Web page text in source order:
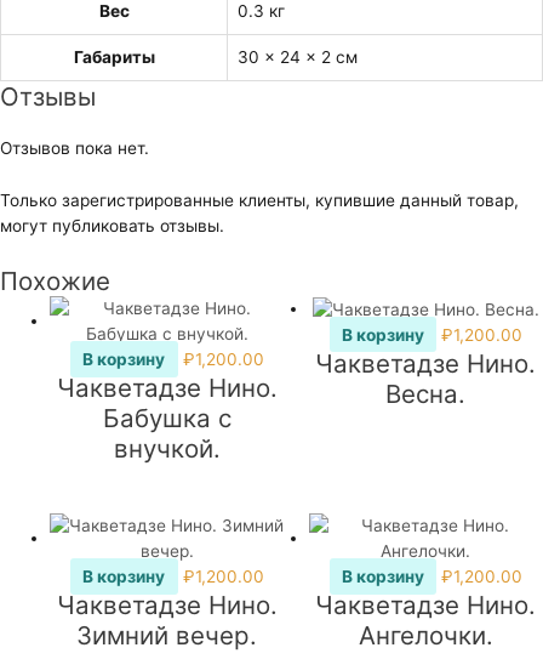
Вес
0.3 кг
Габариты 30 × 24 × 2 см
Отзывы
Отзывов пока нет.
Только зарегистрированные клиенты, купившие данный товар,
могут публиковать отзывы.
Похожие
В корзину ₽1,200.00
Чакветадзе Нино.
Бабушка с
внучкой.
В корзину ₽1,200.00
Чакветадзе Нино.
Весна.
В корзину ₽1,200.00
Чакветадзе Нино.
Зимний вечер.
В корзину ₽1,200.00
Чакветадзе Нино.
Ангелочки.